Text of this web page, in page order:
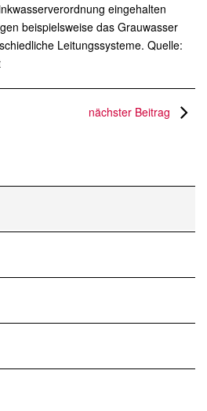
eingehalten
beispielsweise das Grauwasser
Leitungssysteme. Quelle:
nächster Beitrag